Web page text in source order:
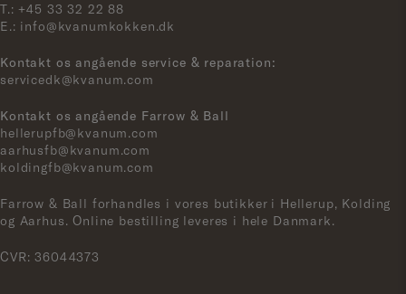
T.: +45 33 32 22 88
E.: info@kvanumkokken.dk
Kontakt os angående service & reparation:
servicedk@kvanum.com
Kontakt os angående Farrow & Ball
hellerupfb@kvanum.com
aarhusfb@kvanum.com
koldingfb@kvanum.com
Farrow & Ball forhandles i vores butikker i Hellerup, Kolding
og Aarhus. Online bestilling leveres i hele Danmark.
CVR: 36044373